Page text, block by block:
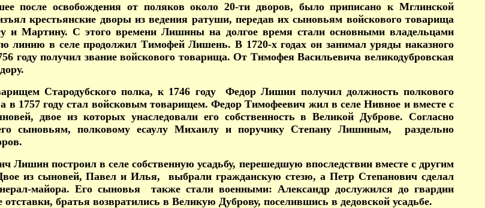
после освобождения от поляков около 20-ти дворов, было приписано к Мглинской
крестьянские дворы из ведения ратуши, передав их сыновьям войскового товарища
Мартину. С этого времени Лишины на долгое время стали основными владельцами
линию в селе продолжил Тимофей Лишень. В 1720-х годах он занимал уряды наказного
году получил звание войскового товарища. От Тимофея Васильевича великодубровская
Стародубского полка, к 1746 году Федор Лишин получил должность полкового
в 1757 году стал войсковым товарищем. Федор Тимофеевич жил в селе Нивное и вместе с
двое из которых унаследовали его собственность в Великой Дуброве. Согласно
сыновьям, полковому есаулу Михаилу и поручику Степану Лишиным, раздельно
Лишин построил в селе собственную усадьбу, перешедшую впоследствии вместе с другим
из сыновей, Павел и Илья, выбрали гражданскую стезю, а Петр Степанович сделал
майора. Его сыновья также стали военными: Александр дослужился до гвардии
братья возвратились в Великую Дуброву, поселившись в дедовской усадьбе.